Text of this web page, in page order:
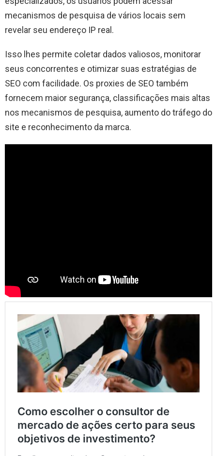
mecanismos de pesquisa de vários locais sem
revelar seu endereço IP real.
Isso lhes permite coletar dados valiosos, monitorar
seus concorrentes e otimizar suas estratégias de
SEO com facilidade. Os proxies de SEO também
fornecem maior segurança, classificações mais altas
nos mecanismos de pesquisa, aumento do tráfego do
site e reconhecimento da marca.